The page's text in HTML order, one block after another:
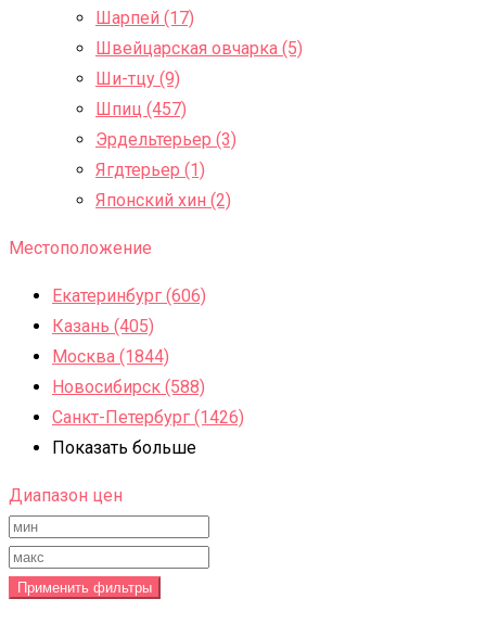
Шарпей (17)
Швейцарская овчарка (5)
Ши-тцу (9)
Шпиц (457)
Эрдельтерьер (3)
Ягдтерьер (1)
Японский хин (2)
Местоположение
Екатеринбург (606)
Казань (405)
Москва (1844)
Новосибирск (588)
Санкт-Петербург (1426)
Показать больше
Диапазон цен
Применить фильтры